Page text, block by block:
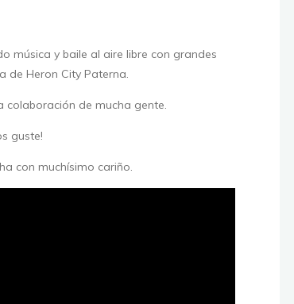
música y baile al aire libre con grandes
de Heron City Paterna.
colaboración de mucha gente.
guste!
con muchísimo cariño.